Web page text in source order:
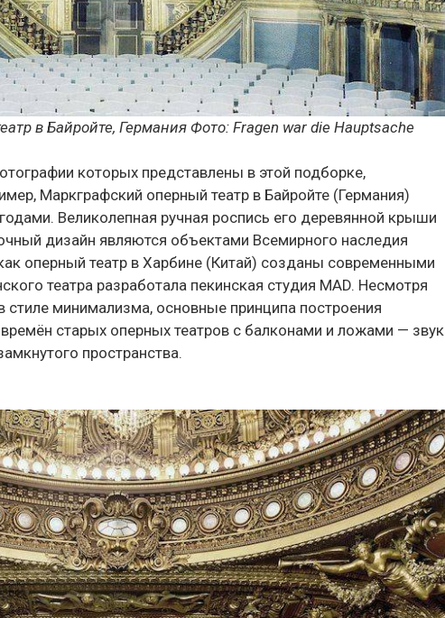
в Байройте, Германия Фото: Fragen war die Hauptsache
которых представлены в этой подборке,
Маркграфский оперный театр в Байройте (Германия)
Великолепная ручная роспись его деревянной крыши
дизайн являются объектами Всемирного наследия
оперный театр в Харбине (Китай) созданы современными
театра разработала пекинская студия MAD. Несмотря
стиле минимализма, основные принципа построения
старых оперных театров с балконами и ложами — звук
пространства.